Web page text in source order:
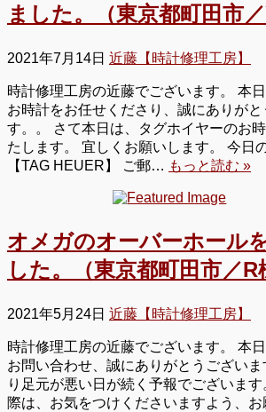
ました。（東京都町田市／
2021年7月14日 近藤【時計修理工房】
時計修理工房の近藤でございます。 本
お時計をお任せくださり、誠にありがと
す。。 さて本日は、タグホイヤーのお
たします。 宜しくお願いします。 今日
【TAG HEUER】 ご郵… もっと読む »
オメガのオーバーホール
した。（東京都町田市／R
2021年5月24日 近藤【時計修理工房】
時計修理工房の近藤でございます。 本
お問い合わせ、誠にありがとうござい
り足元が悪い日が続く予報でございま
際は、お気をつけくださいますよう、お